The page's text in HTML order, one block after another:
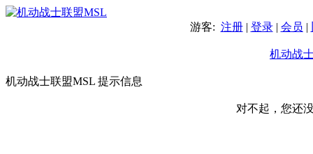
游客: 注册| 登录| 会员 |
机动战
机动战士联盟MSL 提示信息
对不起，您还